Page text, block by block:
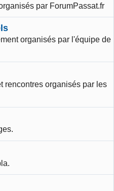
par ForumPassat.fr
organisés par l'équipe de
rencontres organisés par les